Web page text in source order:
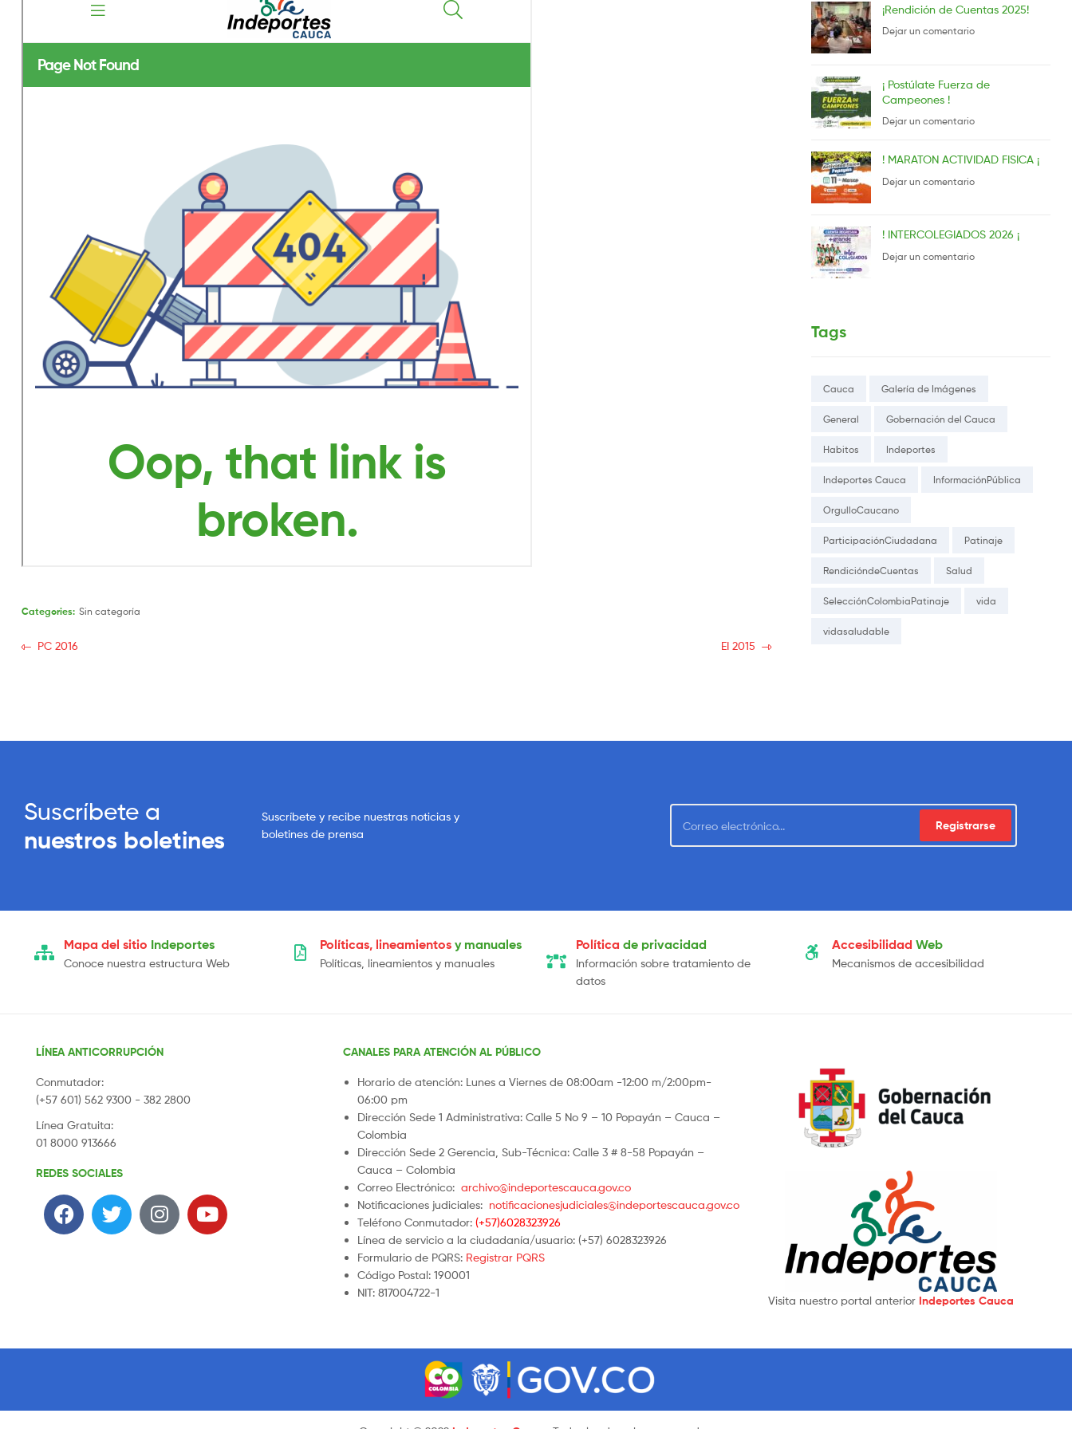
Categories: Sin categoría
PC 2016 EI 2015
¡Rendición de Cuentas 2025!
Dejar un comentario
¡ Postúlate Fuerza de
Campeones !
Dejar un comentario
! MARATON ACTIVIDAD FISICA ¡
Dejar un comentario
! INTERCOLEGIADOS 2026 ¡
Dejar un comentario
Tags
Cauca Galería de Imágenes
General Gobernación del Cauca
Habitos Indeportes
Indeportes Cauca InformaciónPública
OrgulloCaucano
ParticipaciónCiudadana Patinaje
RendicióndeCuentas Salud
SelecciónColombiaPatinaje vida
vidasaludable
Suscríbete a
nuestros boletines
Suscríbete y recibe nuestras noticias y
boletines de prensa
Registrarse
Mapa del sitio Indeportes
Conoce nuestra estructura Web
Políticas, lineamientos y manuales
Políticas, lineamientos y manuales
Política de privacidad
Información sobre tratamiento de
datos
Accesibilidad Web
Mecanismos de accesibilidad
LÍNEA ANTICORRUPCIÓN
Conmutador:
(+57 601) 562 9300 - 382 2800
Línea Gratuita:
01 8000 913666
REDES SOCIALES
CANALES PARA ATENCIÓN AL PÚBLICO
Horario de atención: Lunes a Viernes de 08:00am -12:00 m/2:00pm-
06:00 pm
Dirección Sede 1 Administrativa: Calle 5 No 9 – 10 Popayán – Cauca –
Colombia
Dirección Sede 2 Gerencia, Sub-Técnica: Calle 3 # 8-58 Popayán –
Cauca – Colombia
Correo Electrónico:archivo@indeportescauca.gov.co
Notificaciones judiciales: notificacionesjudiciales@indeportescauca.gov.co
Teléfono Conmutador:(+57)6028323926
Línea de servicio a la ciudadanía/usuario: (+57) 6028323926
Formulario de PQRS: Registrar PQRS
Código Postal: 190001
NIT: 817004722-1
Visita nuestro portal anterior Indeportes Cauca